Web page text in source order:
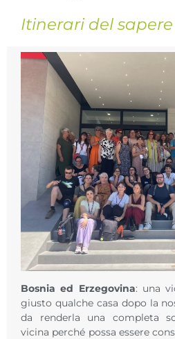
Itinerari del sapere
Bosnia ed Erzegovina: una
giusto qualche casa dopo la
da renderla una completa
vicina perché possa essere